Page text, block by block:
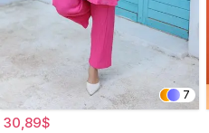
7
30,89$